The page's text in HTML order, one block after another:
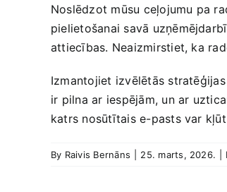
Noslēdzot mūsu ceļojumu pa
pielietošanai savā
attiecības. Neaizmirstiet, ka
Izmantojiet izvēlētās
ir pilna ar iespējām, un ar
katrs nosūtītais e-pasts​ var‍
By Raivis Bernāns 25. marts, 2026.